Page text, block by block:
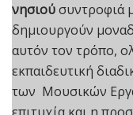
νησιούσυντροφιά
δημιουργούν
αυτόν τον τρόπο,
εκπαιδευτική
των Μουσικών